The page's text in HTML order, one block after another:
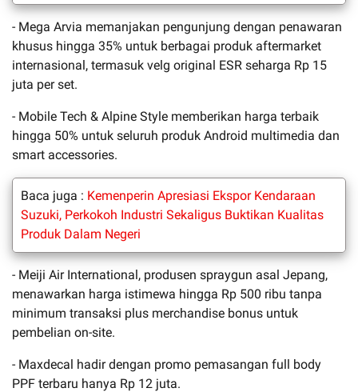
- Mega Arvia memanjakan pengunjung dengan penawaran
khusus hingga 35% untuk berbagai produk aftermarket
internasional, termasuk velg original ESR seharga Rp 15
juta per set.
- Mobile Tech & Alpine Style memberikan harga terbaik
hingga 50% untuk seluruh produk Android multimedia dan
smart accessories.
Baca juga : Kemenperin Apresiasi Ekspor Kendaraan
Suzuki, Perkokoh Industri Sekaligus Buktikan Kualitas
Produk Dalam Negeri
- Meiji Air International, produsen spraygun asal Jepang,
menawarkan harga istimewa hingga Rp 500 ribu tanpa
minimum transaksi plus merchandise bonus untuk
pembelian on-site.
- Maxdecal hadir dengan promo pemasangan full body
PPF terbaru hanya Rp 12 juta.